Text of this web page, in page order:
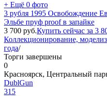
+ Ещё 0 фото
3 рубля 1995 Освобождение
Эльбе пруф proof в запайке
3 700 руб.Купить сейчас за 3
Коллекционирование,
года/
Торги завершены
0
Красноярск, Центральный
DublGun
315